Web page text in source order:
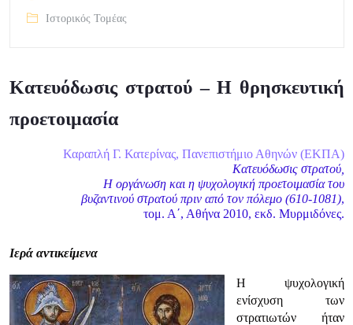
Ιστορικός Τομέας
Κατευόδωσις στρατού – Η θρησκευτική
προετοιμασία
Καραπλή Γ. Κατερίνας, Πανεπιστήμιο Αθηνών (ΕΚΠΑ)
Κατευόδωσις στρατού,
Η οργάνωση και η ψυχολογική προετοιμασία του
βυζαντινού στρατού πριν από τον πόλεμο (610-1081),
τομ. Α΄, Αθήνα 2010, εκδ. Μυρμιδόνες.
Ιερά αντικείμενα
Η ψυχολογική
ενίσχυση των
στρατιωτών ήταν